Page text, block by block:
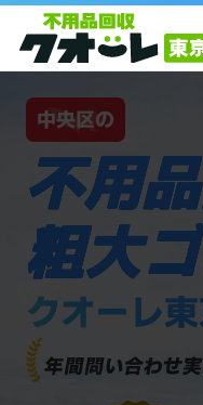
中央区の
不用
粗大
クオーレ